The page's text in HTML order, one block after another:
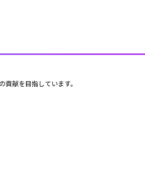
献を目指しています。